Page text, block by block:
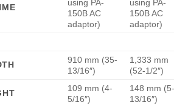
using PA-
150B AC
adaptor)
using PA-
150B AC
adaptor)
910 mm (35-
13/16″)
1,333 mm
(52-1/2″)
109 mm (4-
5/16″)
148 mm (5-
13/16″)